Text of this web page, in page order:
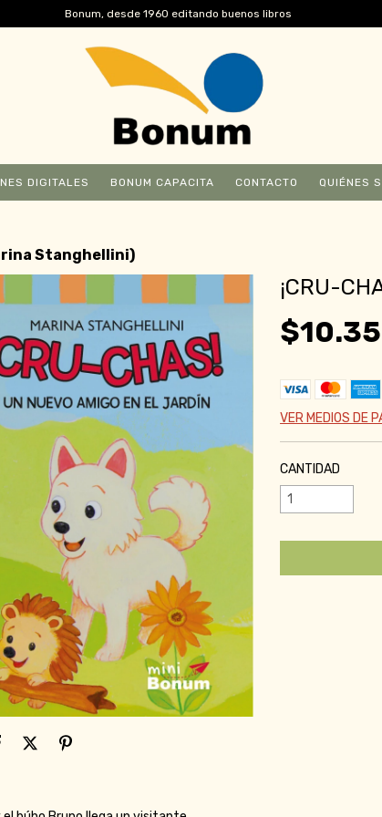
Bonum, desde 1960 editando buenos libros
DIGITALES BONUM CAPACITA CONTACTO QUIÉNES
Stanghellini)
¡CRU-
VER MEDIOS DE
CANTIDAD